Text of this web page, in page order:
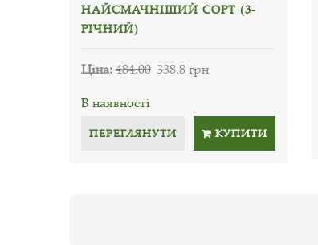
НАЙСМАЧНІШИЙ СОРТ (3-
РІЧНИЙ)
Ціна:484.00 338.8 грн
В наявності
ПЕРЕГЛЯНУТИ КУПИТИ